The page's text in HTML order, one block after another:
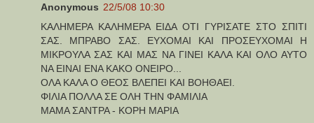
Anonymous 22/5/08 10:30
ΚΑΛΗΜΕΡΑ ΚΑΛΗΜΕΡΑ ΕΙΔΑ ΟΤΙ ΓΥΡΙΣΑΤΕ ΣΤΟ ΣΠΙΤΙ
ΣΑΣ. ΜΠΡΑΒΟ ΣΑΣ. ΕΥΧΟΜΑΙ ΚΑΙ ΠΡΟΣΕΥΧΟΜΑΙ Η
ΜΙΚΡΟΥΛΑ ΣΑΣ ΚΑΙ ΜΑΣ ΝΑ ΓΙΝΕΙ ΚΑΛΑ ΚΑΙ ΟΛΟ ΑΥΤΟ
ΝΑ ΕΙΝΑΙ ΕΝΑ ΚΑΚΟ ΟΝΕΙΡΟ...
ΟΛΑ ΚΑΛΑ Ο ΘΕΟΣ ΒΛΕΠΕΙ ΚΑΙ ΒΟΗΘΑΕΙ.
ΦΙΛΙΑ ΠΟΛΛΑ ΣΕ ΟΛΗ ΤΗΝ ΦΑΜΙΛΙΑ
ΜΑΜΑ ΣΑΝΤΡΑ - ΚΟΡΗ ΜΑΡΙΑ